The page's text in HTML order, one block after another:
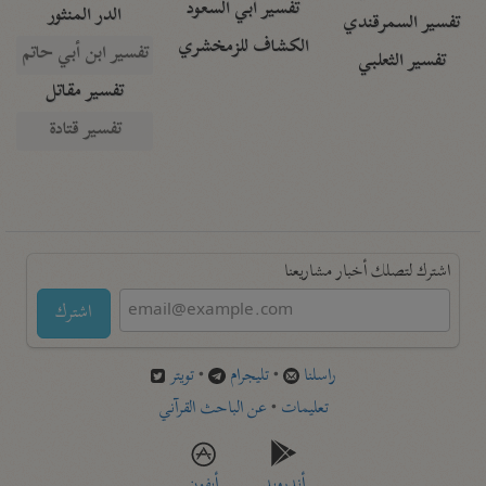
تفسير السمرقندي
تفسير الثعلبي
تفسير أبي السعود
الكشاف للزمخشري
الدر المنثور
تفسير ابن أبي حاتم
تفسير مقاتل
تفسير قتادة
اشترك لتصلك أخبار مشاريعنا
اشترك
راسلنا •تليجرام •تويتر
تعليمات •عن الباحث القرآني